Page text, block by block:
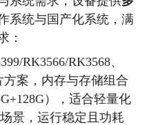
系统与国产化系统，满
：
RK3566/RK3568、
方案，内存与存储组合
），适合轻量化
景，运行稳定且功耗